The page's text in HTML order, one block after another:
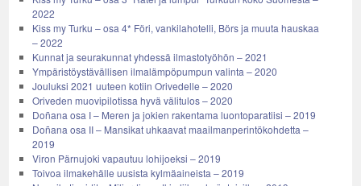
2022
Kiss my Turku – osa 4* Föri, vankilahotelli, Börs ja muuta hauskaa
– 2022
Kunnat ja seurakunnat yhdessä ilmastotyöhön – 2021
Ympäristöystävällisen ilmalämpöpumpun valinta – 2020
Jouluksi 2021 uuteen kotiin Orivedelle – 2020
Oriveden muovipilotissa hyvä välitulos – 2020
Doñana osa I – Meren ja jokien rakentama luontoparatiisi – 2019
Doñana osa II – Mansikat uhkaavat maailmanperintökohdetta –
2019
Viron Pärnujoki vapautuu lohijoeksi – 2019
Toivoa ilmakehälle uusista kylmäaineista – 2019